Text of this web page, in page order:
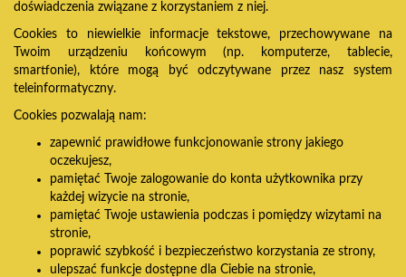
doświadczenia związane z korzystaniem z niej.
Cookies to niewielkie informacje tekstowe, przechowywane na
Twoim urządzeniu końcowym (np. komputerze, tablecie,
smartfonie), które mogą być odczytywane przez nasz system
teleinformatyczny.
Cookies pozwalają nam:
zapewnić prawidłowe funkcjonowanie strony jakiego
oczekujesz,
pamiętać Twoje zalogowanie do konta użytkownika przy
każdej wizycie na stronie,
pamiętać Twoje ustawienia podczas i pomiędzy wizytami na
stronie,
poprawić szybkość i bezpieczeństwo korzystania ze strony,
ulepszać funkcje dostępne dla Ciebie na stronie,